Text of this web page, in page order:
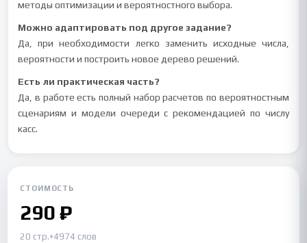
методы оптимизации и вероятностного выбора.
Можно адаптировать под другое задание?
Да, при необходимости легко заменить исходные числа,
вероятности и построить новое дерево решений.
Есть ли практическая часть?
Да, в работе есть полный набор расчетов по вероятностным
сценариям и модели очереди с рекомендацией по числу
касс.
СТОИМОСТЬ
290 ₽
20 стр.•4974 слов